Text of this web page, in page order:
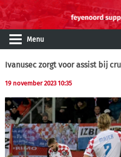
Menu
Ivanusec zorgt voor assist bij
19 november 2023 10:35